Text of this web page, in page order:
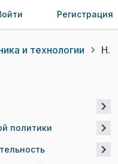
Регистрация
политики
и технологии Нанотехнологии